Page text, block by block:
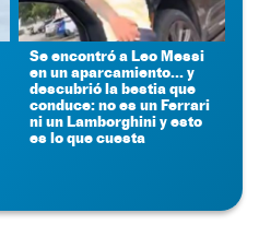
Se encontró a Leo Messi
en un aparcamiento... y
descubrió la bestia que
conduce: no es un Ferrari
ni un Lamborghini y esto
es lo que cuesta